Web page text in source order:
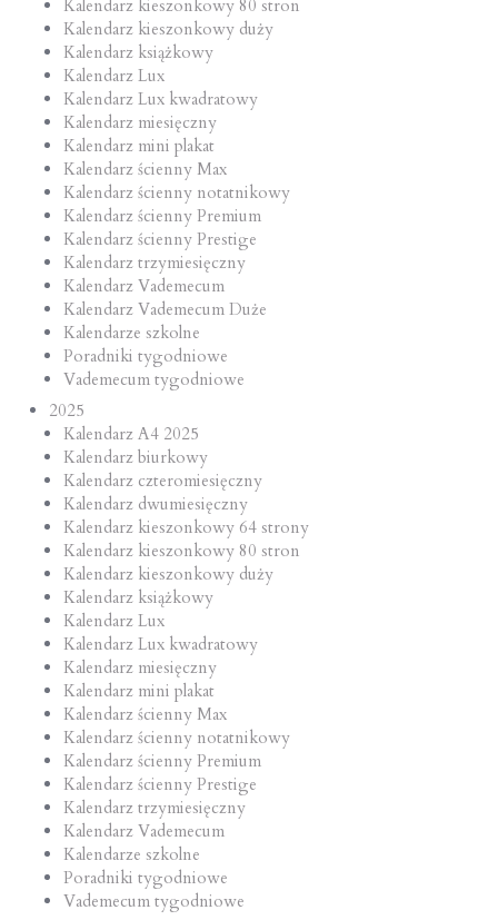
Kalendarz kieszonkowy 80 stron
Kalendarz kieszonkowy duży
Kalendarz książkowy
Kalendarz Lux
Kalendarz Lux kwadratowy
Kalendarz miesięczny
Kalendarz mini plakat
Kalendarz ścienny Max
Kalendarz ścienny notatnikowy
Kalendarz ścienny Premium
Kalendarz ścienny Prestige
Kalendarz trzymiesięczny
Kalendarz Vademecum
Kalendarz Vademecum Duże
Kalendarze szkolne
Poradniki tygodniowe
Vademecum tygodniowe
2025
Kalendarz A4 2025
Kalendarz biurkowy
Kalendarz czteromiesięczny
Kalendarz dwumiesięczny
Kalendarz kieszonkowy 64 strony
Kalendarz kieszonkowy 80 stron
Kalendarz kieszonkowy duży
Kalendarz książkowy
Kalendarz Lux
Kalendarz Lux kwadratowy
Kalendarz miesięczny
Kalendarz mini plakat
Kalendarz ścienny Max
Kalendarz ścienny notatnikowy
Kalendarz ścienny Premium
Kalendarz ścienny Prestige
Kalendarz trzymiesięczny
Kalendarz Vademecum
Kalendarze szkolne
Poradniki tygodniowe
Vademecum tygodniowe